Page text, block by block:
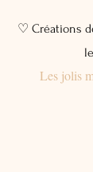
♡ Créations
Les jolis